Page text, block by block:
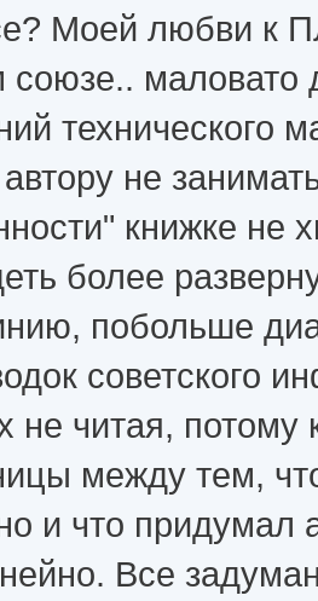
Моей любви к
союзе.. маловато
технического
не
книжке не
более
побольше
советского
не читая, потому
между тем,
и что
Все